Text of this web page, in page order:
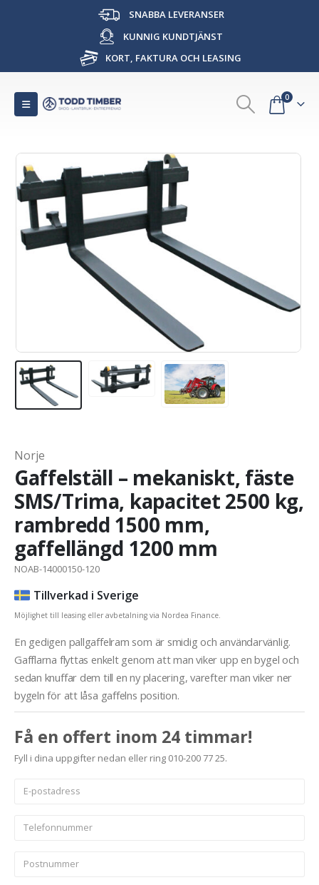
SNABBA LEVERANSER
KUNNIG KUNDTJÄNST
KORT, FAKTURA OCH LEASING
0
Norje
Gaffelställ – mekaniskt, fäste
SMS/Trima, kapacitet 2500 kg,
rambredd 1500 mm,
gaffellängd 1200 mm
NOAB-14000150-120
Tillverkad i Sverige
Möjlighet till leasing eller avbetalning via Nordea Finance.
En gedigen pallgaffelram som är smidig och användarvänlig.
Gafflarna flyttas enkelt genom att man viker upp en bygel och
sedan knuffar dem till en ny placering, varefter man viker ner
bygeln för att låsa gaffelns position.
Få en offert inom 24 timmar!
Fyll i dina uppgifter nedan eller ring 010-200 77 25.